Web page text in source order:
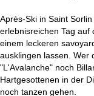
Après-Ski in Saint
erlebnisreichen Tag auf
einem leckeren
ausklingen lassen. Wer
"L'Avalanche" noch
Hartgesottenen in der
noch tanzen gehen.